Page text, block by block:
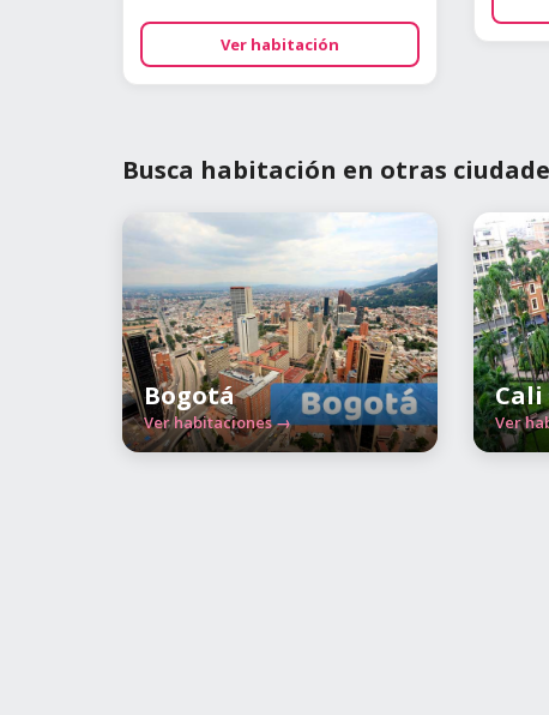
Ver habitación
Busca habitación en otras
Bogotá
Ver habitaciones →
Cali
Ver